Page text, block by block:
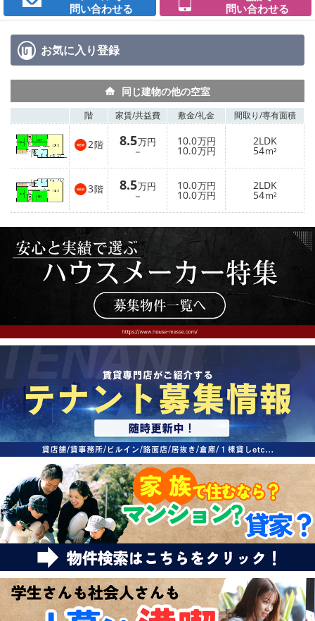
問い合わせる
問い合わせる
お気に入り登録
同じ建物の他の空室
階 家賃/共益費 敷金/礼金 間取り/専有面積
2階 8.5万円
－
10.0万円
10.0万円
2LDK
54m²
3階 8.5万円
－
10.0万円
10.0万円
2LDK
54m²